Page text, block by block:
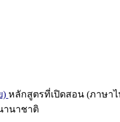
) หลักสูตรที่เปิดสอน (ภาษาไ
านาชาติ